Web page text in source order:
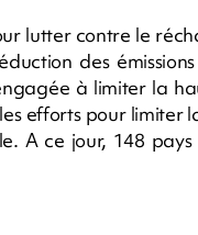
lutter contre le
des
à limiter la
efforts pour limiter
A ce jour, 148